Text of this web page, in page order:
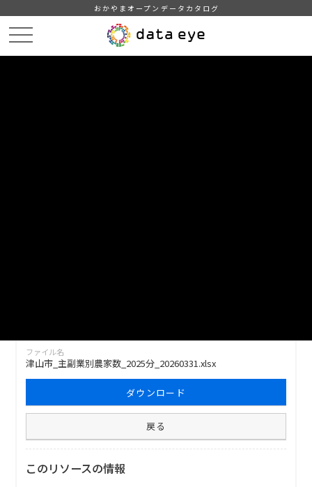
おかやまオープンデータカタログ
ファイル名
津山市_主副業別農家数_2025分_20260331.xlsx
ダウンロード
戻る
このリソースの情報